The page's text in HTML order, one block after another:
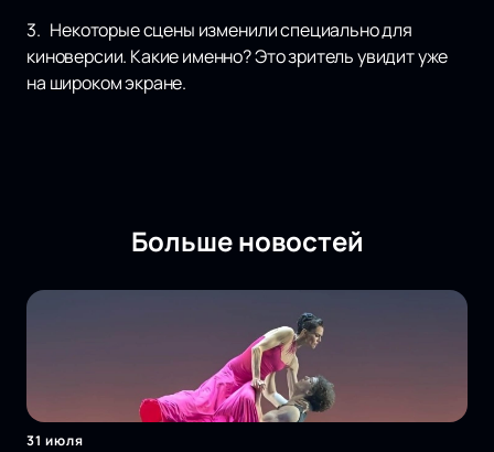
3. Некоторые сцены изменили специально для
киноверсии. Какие именно? Это зритель увидит уже
на широком экране.
Больше новостей
31 июля